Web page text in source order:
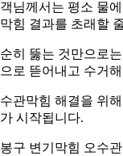
님께서는 평소 물
힘 결과를 초래할
히 뚫는 것만으로
로 뜯어내고 수거
관막힘 해결을 위
시작됩니다.
구 변기막힘 오수